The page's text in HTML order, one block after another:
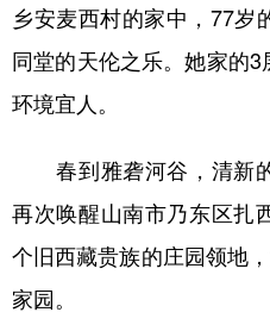
乡安麦西村的家中，77岁
同堂的天伦之乐。她家的3
环境宜人。
春到雅砻河谷，清新
再次唤醒山南市乃东区扎
个旧西藏贵族的庄园领地
家园。